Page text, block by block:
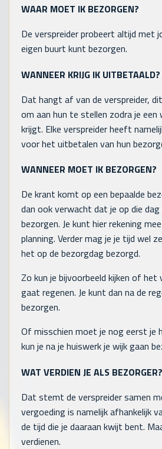
WAAR MOET IK BEZORGEN?
De verspreider probeert altijd met
eigen buurt kunt bezorgen.
WANNEER KRIJG IK UITBETAALD?
Dat hangt af van de verspreider,
om aan hun te stellen zodra je een
krijgt. Elke verspreider heeft
voor het uitbetalen van hun
WANNEER MOET IK BEZORGEN?
De krant komt op een bepaalde
dan ook verwacht dat je op die
bezorgen. Je kunt hier rekening
planning. Verder mag je je tijd wel
het op de bezorgdag bezorgd.
Zo kun je bijvoorbeeld kijken of het
gaat regenen. Je kunt dan na de
bezorgen.
Of misschien moet je nog eerst je
kun je na je huiswerk je wijk gaan
WAT VERDIEN JE ALS BEZORGER?
Dat stemt de verspreider samen
vergoeding is namelijk afhankelijk
de tijd die je daaraan kwijt bent.
verdienen.